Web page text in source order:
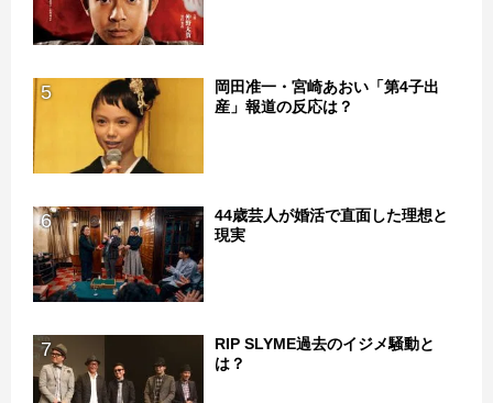
5
岡田准一・宮崎あおい「第4子出
産」報道の反応は？
6
44歳芸人が婚活で直面した理想と
現実
7
RIP SLYME過去のイジメ騒動と
は？